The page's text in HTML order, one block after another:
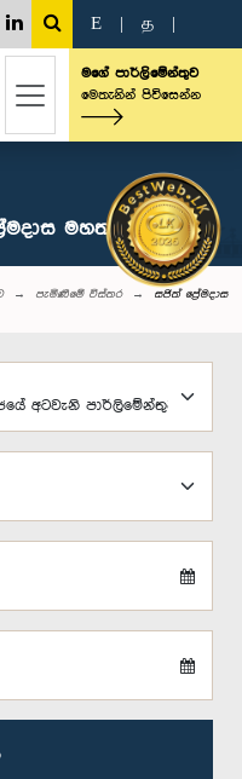
E த
මගේ පාර්ලිමේන්තුව
මෙතැනින් පිවිසෙන්න
මහතා, පා.ම.
පැමිණීමේ විස්තර සජිත් ප්‍රේමදාස